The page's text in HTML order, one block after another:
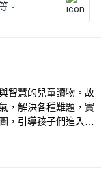
。
智慧的兒童讀物。故
，解決各種難題，實
，引導孩子們進入一
法，還能培養積極樂